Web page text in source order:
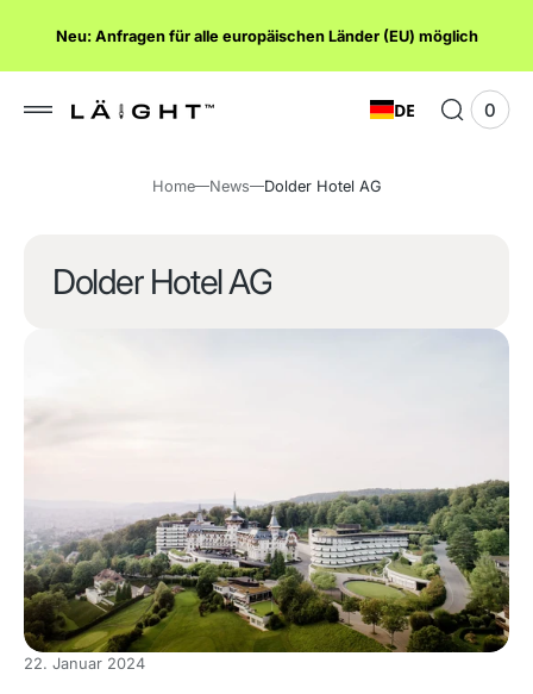
Neu: Anfragen für alle europäischen Länder (EU) möglich
DE 0
0
Home News Dolder Hotel AG
Dolder Hotel AG
22. Januar 2024